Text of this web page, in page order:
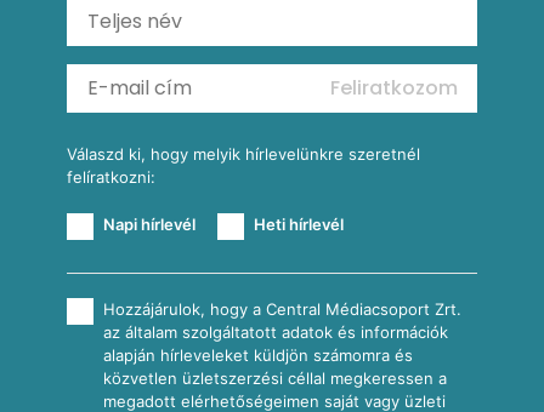
Ratatouille
Almás-kéksajtos kukoricasaláta
Köretek
Reggeli receptek
Feliratkozom
Válaszd ki, hogy melyik hírlevelünkre szeretnél
felíratkozni:
Napi hírlevél Heti hírlevél
Hozzájárulok, hogy a Central Médiacsoport Zrt.
az általam szolgáltatott adatok és információk
alapján hírleveleket küldjön számomra és
közvetlen üzletszerzési céllal megkeressen a
megadott elérhetőségeimen saját vagy üzleti